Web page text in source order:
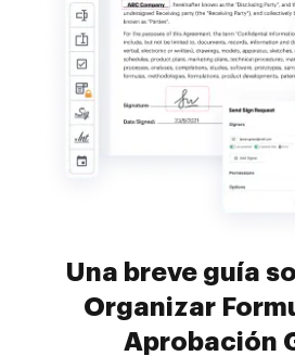
Una breve guía
Organizar
Aprobación